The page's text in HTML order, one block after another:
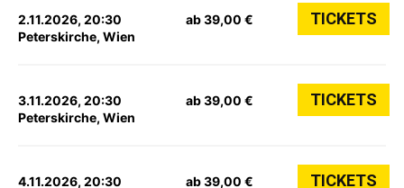
2.11.2026, 20:30
Peterskirche, Wien
ab 39,00 € TICKETS
3.11.2026, 20:30
Peterskirche, Wien
ab 39,00 € TICKETS
4.11.2026, 20:30
ab 39,00 € TICKETS